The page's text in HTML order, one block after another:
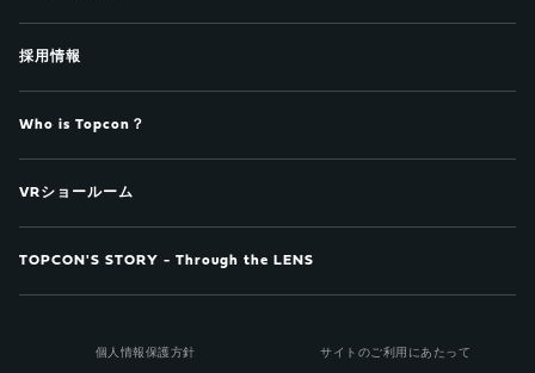
採用情報
Who is Topcon？
VRショールーム
TOPCON'S STORY - Through the LENS
個人情報保護方針 サイトのご利用にあたって